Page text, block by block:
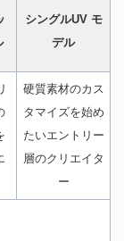
シングルUV モ
デル
硬質素材のカス
タマイズを始め
たいエントリー
層のクリエイタ
ー